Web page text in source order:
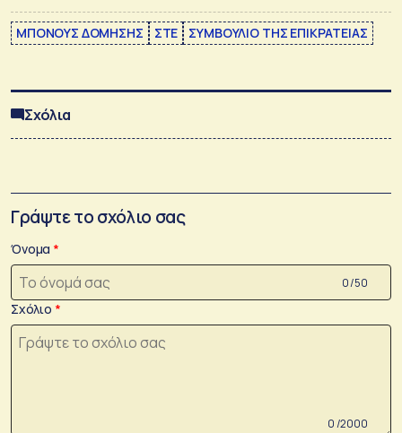
ΜΠΟΝΟΥΣ ΔΟΜΗΣΗΣ ΣΤΕ ΣΥΜΒΟΥΛΙΟ ΤΗΣ ΕΠΙΚΡΑΤΕΙΑΣ
Σχόλια
Γράψτε το σχόλιο σας
Όνομα
0 /50
Σχόλιο
0 /2000